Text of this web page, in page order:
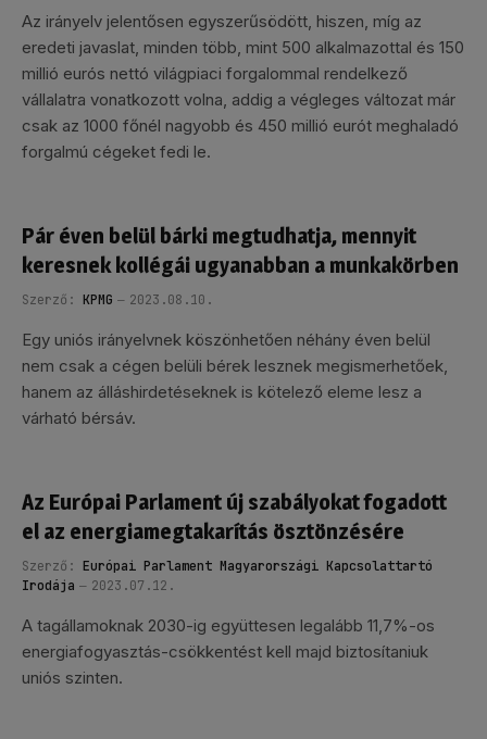
Az irányelv jelentősen egyszerűsödött, hiszen, míg az
eredeti javaslat, minden több, mint 500 alkalmazottal és 150
millió eurós nettó világpiaci forgalommal rendelkező
vállalatra vonatkozott volna, addig a végleges változat már
csak az 1000 főnél nagyobb és 450 millió eurót meghaladó
forgalmú cégeket fedi le.
Pár éven belül bárki megtudhatja, mennyit
keresnek kollégái ugyanabban a munkakörben
Szerző: KPMG 2023.08.10.
Egy uniós irányelvnek köszönhetően néhány éven belül
nem csak a cégen belüli bérek lesznek megismerhetőek,
hanem az álláshirdetéseknek is kötelező eleme lesz a
várható bérsáv.
Az Európai Parlament új szabályokat fogadott
el az energiamegtakarítás ösztönzésére
Szerző: Európai Parlament Magyarországi Kapcsolattartó
Irodája
2023.07.12.
A tagállamoknak 2030-ig együttesen legalább 11,7%-os
energiafogyasztás-csökkentést kell majd biztosítaniuk
uniós szinten.